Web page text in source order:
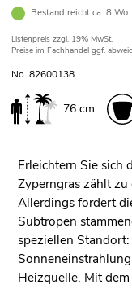
Bestand reicht ca. 8 Wo.
Listenpreis zzgl. 19% MwSt.
Preise im Fachhandel ggf.
No. 82600138
76 cm
Erleichtern Sie sich
Zyperngras zählt
Allerdings fordert
Subtropen
speziellen
Heizquelle. Mit